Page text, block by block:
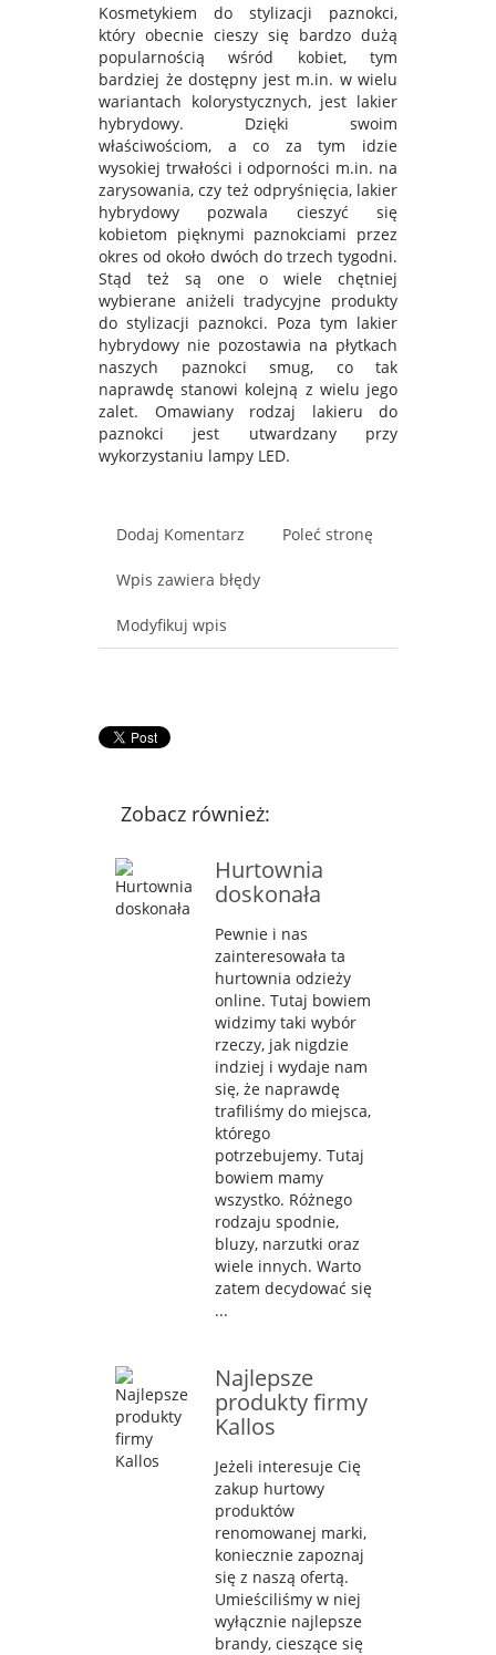
Kosmetykiem do stylizacji paznokci,
który obecnie cieszy się bardzo dużą
popularnością wśród kobiet, tym
bardziej że dostępny jest m.in. w wielu
wariantach kolorystycznych, jest lakier
hybrydowy. Dzięki swoim
właściwościom, a co za tym idzie
wysokiej trwałości i odporności m.in. na
zarysowania, czy też odpryśnięcia, lakier
hybrydowy pozwala cieszyć się
kobietom pięknymi paznokciami przez
okres od około dwóch do trzech tygodni.
Stąd też są one o wiele chętniej
wybierane aniżeli tradycyjne produkty
do stylizacji paznokci. Poza tym lakier
hybrydowy nie pozostawia na płytkach
naszych paznokci smug, co tak
naprawdę stanowi kolejną z wielu jego
zalet. Omawiany rodzaj lakieru do
paznokci jest utwardzany przy
wykorzystaniu lampy LED.
Dodaj Komentarz Poleć stronę
Wpis zawiera błędy
Modyfikuj wpis
Zobacz również:
Hurtownia
doskonała
Pewnie i nas
zainteresowała ta
hurtownia odzieży
online. Tutaj bowiem
widzimy taki wybór
rzeczy, jak nigdzie
indziej i wydaje nam
się, że naprawdę
trafiliśmy do miejsca,
którego
potrzebujemy. Tutaj
bowiem mamy
wszystko. Różnego
rodzaju spodnie,
bluzy, narzutki oraz
wiele innych. Warto
zatem decydować się
...
Najlepsze
produkty firmy
Kallos
Jeżeli interesuje Cię
zakup hurtowy
produktów
renomowanej marki,
koniecznie zapoznaj
się z naszą ofertą.
Umieściliśmy w niej
wyłącznie najlepsze
brandy, cieszące się